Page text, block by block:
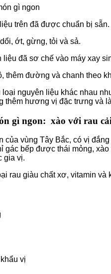
gì ngon
trên đã được chuẩn bị sẵn.
ớt, gừng, tỏi và sả.
đã sơ chế vào máy xay
thêm đường và chanh theo
nguyên liệu khác nhau
thêm hương vị đặc trưng và
gì ngon: xào với rau
của vùng Tây Bắc, có vị
gác bếp được thái mỏng,
gia vị.
rau giàu chất xơ, vitamin
vị